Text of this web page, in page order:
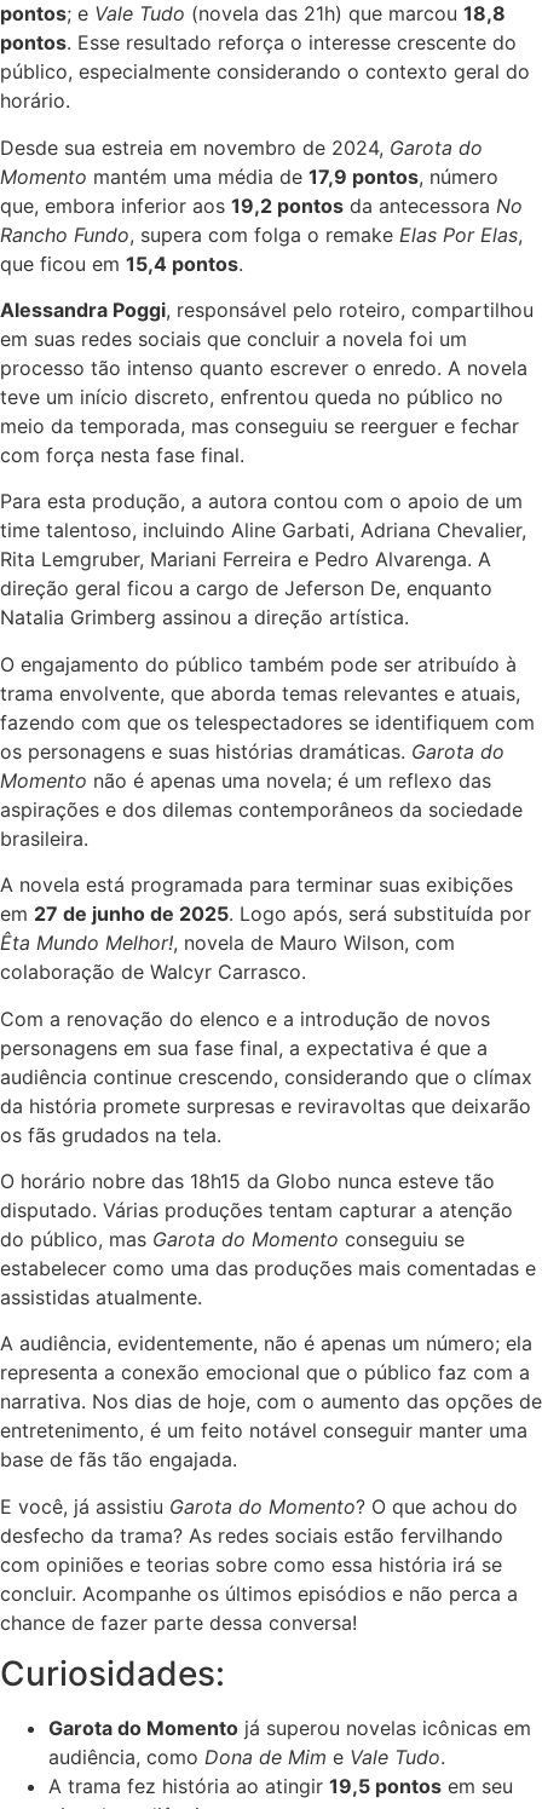
pontos; e Vale Tudo (novela das 21h) que marcou 18,8
pontos. Esse resultado reforça o interesse crescente do
público, especialmente considerando o contexto geral do
horário.
Desde sua estreia em novembro de 2024, Garota do
Momento mantém uma média de 17,9 pontos, número
que, embora inferior aos 19,2 pontos da antecessora No
Rancho Fundo, supera com folga o remake Elas Por Elas,
que ficou em 15,4 pontos.
Alessandra Poggi, responsável pelo roteiro, compartilhou
em suas redes sociais que concluir a novela foi um
processo tão intenso quanto escrever o enredo. A novela
teve um início discreto, enfrentou queda no público no
meio da temporada, mas conseguiu se reerguer e fechar
com força nesta fase final.
Para esta produção, a autora contou com o apoio de um
time talentoso, incluindo Aline Garbati, Adriana Chevalier,
Rita Lemgruber, Mariani Ferreira e Pedro Alvarenga. A
direção geral ficou a cargo de Jeferson De, enquanto
Natalia Grimberg assinou a direção artística.
O engajamento do público também pode ser atribuído à
trama envolvente, que aborda temas relevantes e atuais,
fazendo com que os telespectadores se identifiquem com
os personagens e suas histórias dramáticas. Garota do
Momento não é apenas uma novela; é um reflexo das
aspirações e dos dilemas contemporâneos da sociedade
brasileira.
A novela está programada para terminar suas exibições
em 27 de junho de 2025. Logo após, será substituída por
Êta Mundo Melhor!, novela de Mauro Wilson, com
colaboração de Walcyr Carrasco.
Com a renovação do elenco e a introdução de novos
personagens em sua fase final, a expectativa é que a
audiência continue crescendo, considerando que o clímax
da história promete surpresas e reviravoltas que deixarão
os fãs grudados na tela.
O horário nobre das 18h15 da Globo nunca esteve tão
disputado. Várias produções tentam capturar a atenção
do público, mas Garota do Momento conseguiu se
estabelecer como uma das produções mais comentadas e
assistidas atualmente.
A audiência, evidentemente, não é apenas um número; ela
representa a conexão emocional que o público faz com a
narrativa. Nos dias de hoje, com o aumento das opções de
entretenimento, é um feito notável conseguir manter uma
base de fãs tão engajada.
E você, já assistiu Garota do Momento? O que achou do
desfecho da trama? As redes sociais estão fervilhando
com opiniões e teorias sobre como essa história irá se
concluir. Acompanhe os últimos episódios e não perca a
chance de fazer parte dessa conversa!
Curiosidades:
Garota do Momento já superou novelas icônicas em
audiência, como Dona de Mim e Vale Tudo.
A trama fez história ao atingir 19,5 pontos em seu